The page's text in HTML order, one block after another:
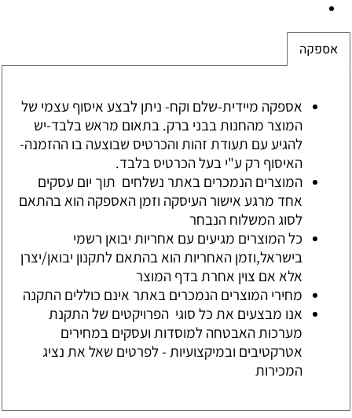
אספקה
אספקה מיידית-שלם וקח- ניתן לבצע איסוף עצמי של
המוצר מהחנות בבני ברק. בתאום מראש בלבד-יש
להגיע עם תעודת זהות והכרטיס שבוצעה בו ההזמנה-
האיסוף רק ע"י בעל הכרטיס בלבד.
המוצרים הנמכרים באתר נשלחים תוך יום עסקים
אחד מרגע אישור העיסקה וזמן האספקה הוא בהתאם
לסוג המשלוח הנבחר
כל המוצרים מגיעים עם אחריות יבואן רשמי
בישראל,וזמן האחריות הוא בהתאם לתקנון יבואן/יצרן
אלא אם צוין אחרת בדף המוצר
מחירי המוצרים הנמכרים באתר אינם כוללים התקנה
אנו מבצעים את כל סוגי הפרויקטים של התקנת
מערכות האבטחה למוסדות ועסקים במחירים
אטרקטיבים ובמיקצועיות - לפרטים שאל את נציג
המכירות